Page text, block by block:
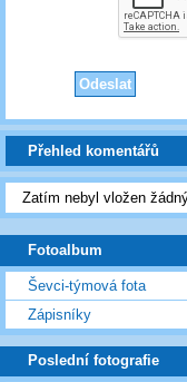
Přehled komentářů
Zatím nebyl vložen
Fotoalbum
Ševci-týmová fota
Zápisníky
Poslední fotografie